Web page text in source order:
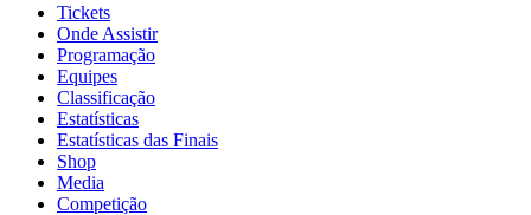
Tickets
Onde Assistir
Programação
Equipes
Classificação
Estatísticas
Estatísticas das Finais
Shop
Media
Competição